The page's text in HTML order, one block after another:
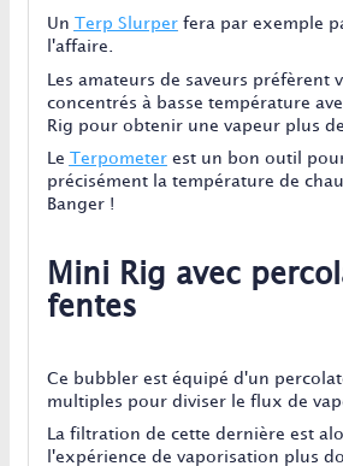
Un Terp Slurperfera par exemple
l'affaire.
Les amateurs de saveurs préfèrent
concentrés à basse température
Rig pour obtenir une vapeur plus
Le Terpometerest un bon outil
précisément la température de
Banger !
Mini Rig avec
fentes
Ce bubbler est équipé d'un
multiples pour diviser le flux de
La filtration de cette dernière est
l'expérience de vaporisation plus